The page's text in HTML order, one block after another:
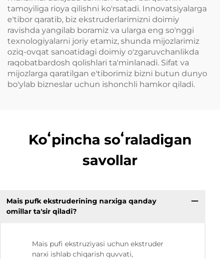
tamoyiliga rioya qilishni ko'rsatadi. Innovatsiyalarga
e'tibor qaratib, biz ekstruderlarimizni doimiy
ravishda yangilab boramiz va ularga eng so'nggi
texnologiyalarni joriy etamiz, shunda mijozlarimiz
oziq-ovqat sanoatidagi doimiy o'zgaruvchanlikda
raqobatbardosh qolishlari ta'minlanadi. Sifat va
mijozlarga qaratilgan e'tiborimiz bizni butun dunyo
bo'ylab bizneslar uchun ishonchli hamkor qiladi.
Koʻpincha soʻraladigan
savollar
Mais pufk ekstruderining narxiga qanday
omillar ta'sir qiladi?
Mais pufi ekstruziyasi uchun ekstruder
narxi ishlab chiqarish quvvati,